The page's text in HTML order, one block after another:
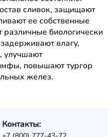
сливок, защищают
ее собственные
биологически
влагу,
улучшают
повышают тургор
желез.
Контакты: